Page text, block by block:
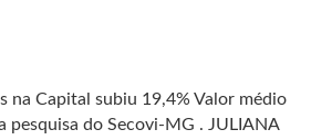
na Capital subiu 19,4% Valor médio
pesquisa do Secovi-MG . JULIANA